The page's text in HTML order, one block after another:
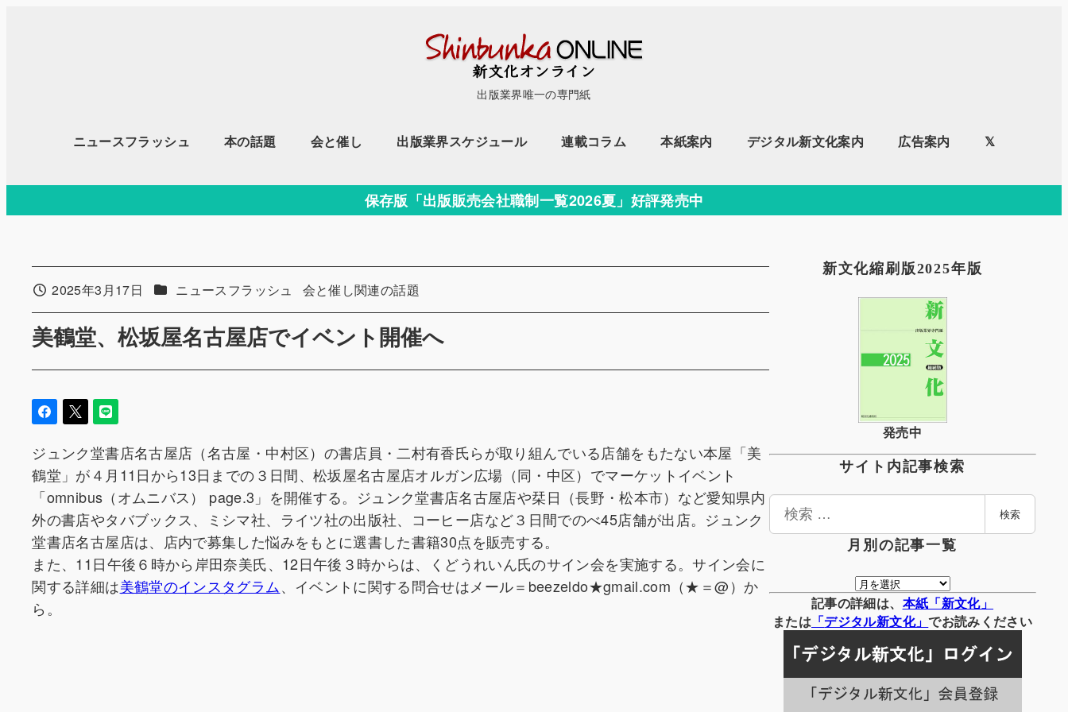
移
出版業界唯一の専門紙
ニュースフラッシュ 本の話題 会と催し 出版業界スケジュール 連載コラム 本紙案内 デジタル新文化案内 広告案内 𝕏
保存版「出版販売会社職制一覧2026夏」好評発売中
美鶴堂、松坂屋名古屋店でイベント開催へ
投稿日2025年3月17日 カテゴリー
ニュースフラッシュ カテゴリー
会と催し関連の話題
ジュンク堂書店名古屋店（名古屋・中村区）の書店員・二村有香氏らが取り組んでいる店舗をもたない本屋「美
鶴堂」が４月11日から13日までの３日間、松坂屋名古屋店オルガン広場（同・中区）でマーケットイベント
「omnibus（オムニバス） page.3」を開催する。ジュンク堂書店名古屋店や栞日（長野・松本市）など愛知県内
外の書店やタバブックス、ミシマ社、ライツ社の出版社、コーヒー店など３日間でのべ45店舗が出店。ジュンク
堂書店名古屋店は、店内で募集した悩みをもとに選書した書籍30点を販売する。
また、11日午後６時から岸田奈美氏、12日午後３時からは、くどうれいん氏のサイン会を実施する。サイン会に
関する詳細は美鶴堂のインスタグラム、イベントに関する問合せはメール＝beezeldo★gmail.com（★＝@）か
ら。
新文化縮刷版2025年版
発売中
サイト内記事検索
検
検索
月別の記事一覧
月
別
の
事
一
覧
記事の詳細は、 本紙「新文化」
または 「デジタル新文化」でお読みください